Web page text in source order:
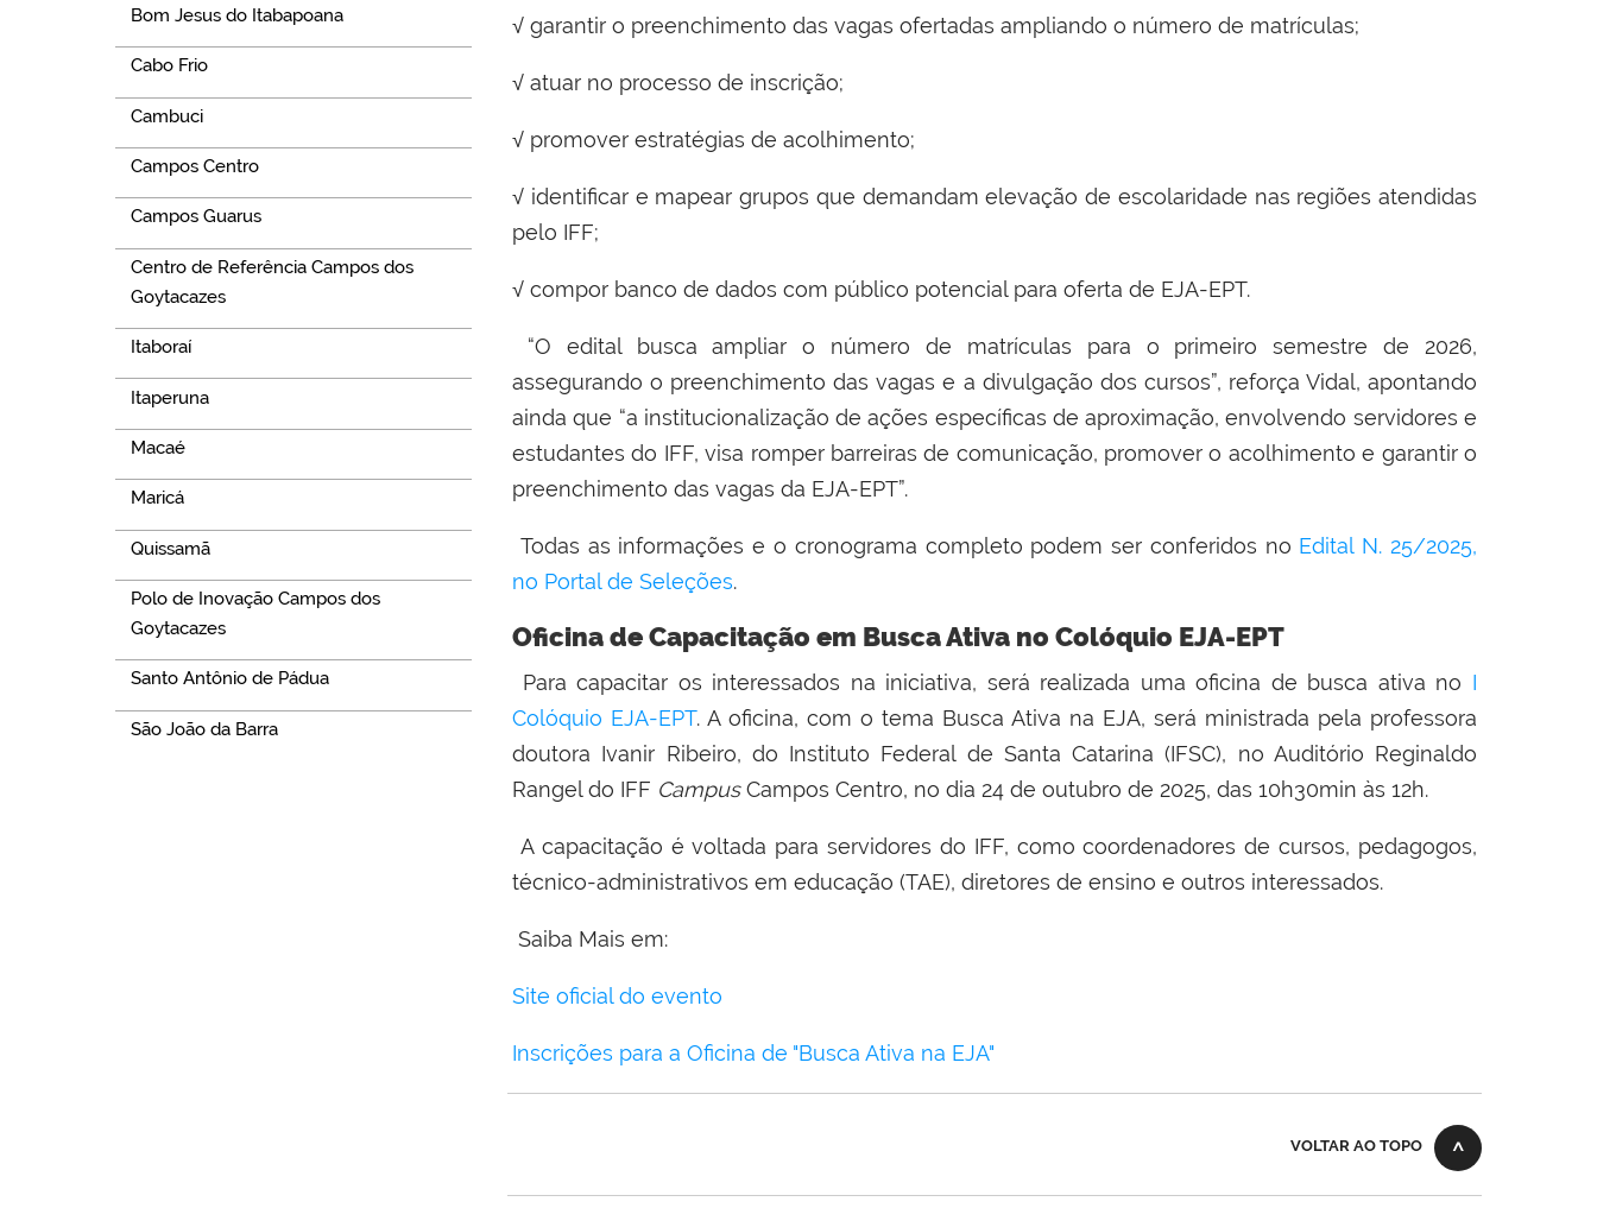
Bom Jesus do Itabapoana
Cabo Frio
Cambuci
Campos Centro
Campos Guarus
Centro de Referência Campos dos
Goytacazes
Itaboraí
Itaperuna
Macaé
Maricá
Quissamã
Polo de Inovação Campos dos
Goytacazes
Santo Antônio de Pádua
São João da Barra
√ garantir o preenchimento das vagas ofertadas ampliando o número de matrículas;
√ atuar no processo de inscrição;
√ promover estratégias de acolhimento;
√ identificar e mapear grupos que demandam elevação de escolaridade nas regiões atendidas
pelo IFF;
√ compor banco de dados com público potencial para oferta de EJA-EPT.
“O edital busca ampliar o número de matrículas para o primeiro semestre de 2026,
assegurando o preenchimento das vagas e a divulgação dos cursos”, reforça Vidal, apontando
ainda que “a institucionalização de ações específicas de aproximação, envolvendo servidores e
estudantes do IFF, visa romper barreiras de comunicação, promover o acolhimento e garantir o
preenchimento das vagas da EJA-EPT”.
Todas as informações e o cronograma completo podem ser conferidos no Edital N. 25/2025,
no Portal de Seleções.
Oficina de Capacitação em Busca Ativa no Colóquio EJA-EPT
Para capacitar os interessados na iniciativa, será realizada uma oficina de busca ativa no I
Colóquio EJA-EPT. A oficina, com o tema Busca Ativa na EJA, será ministrada pela professora
doutora Ivanir Ribeiro, do Instituto Federal de Santa Catarina (IFSC), no Auditório Reginaldo
Rangel do IFF Campus Campos Centro, no dia 24 de outubro de 2025, das 10h30min às 12h.
A capacitação é voltada para servidores do IFF, como coordenadores de cursos, pedagogos,
técnico-administrativos em educação (TAE), diretores de ensino e outros interessados.
Saiba Mais em:
Site oficial do evento
Inscrições para a Oficina de "Busca Ativa na EJA"
VOLTAR AO TOPO